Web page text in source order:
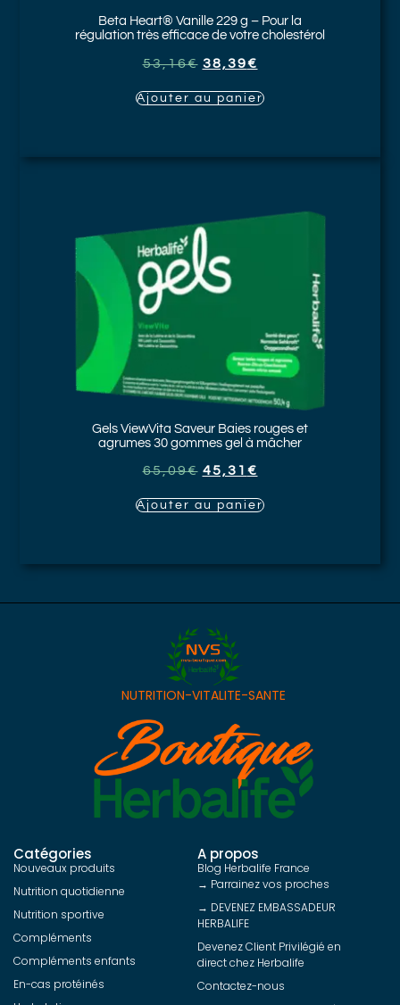
Beta Heart® Vanille 229 g – Pour la
régulation très efficace de votre cholestérol
53,16€ 38,39€
Ajouter au panier
Gels ViewVita Saveur Baies rouges et
agrumes 30 gommes gel à mâcher
65,09€ 45,31 €
Ajouter au panier
NUTRITION-VITALITE-SANTE
Catégories
Nouveaux produits
Nutrition quotidienne
Nutrition sportive
Compléments
Compléments enfants
En-cas protéinés
A propos
Blog Herbalife France
→ Parrainez vos proches
→ DEVENEZ EMBASSADEUR
HERBALIFE
Devenez Client Privilégié en
direct chez Herbalife
Contactez-nous